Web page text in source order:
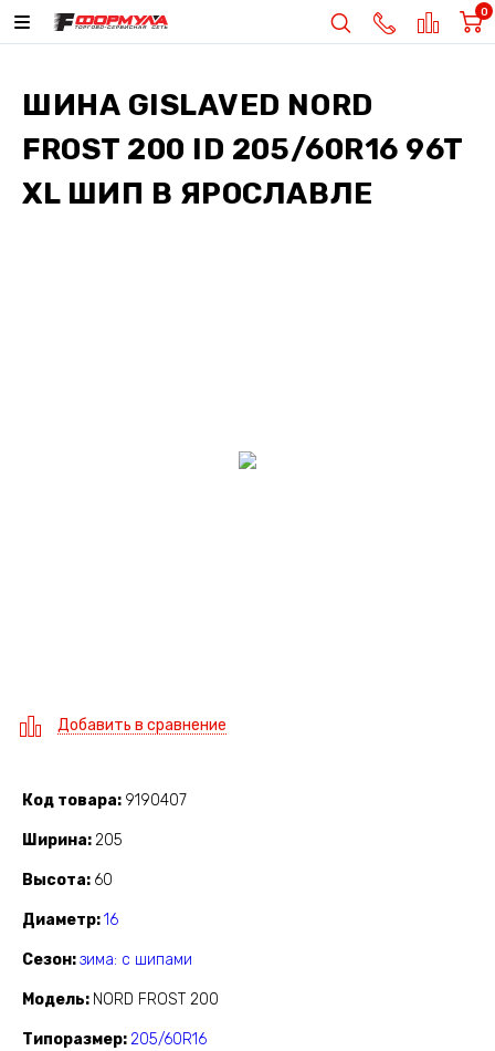
0
ШИНА GISLAVED NORD
FROST 200 ID 205/60R16 96T
XL ШИП В ЯРОСЛАВЛЕ
Добавить в сравнение
Код товара 9190407
Ширина 205
Высота 60
Диаметр 16
Сезон зима: с шипами
Модель NORD FROST 200
Типоразмер 205/60R16